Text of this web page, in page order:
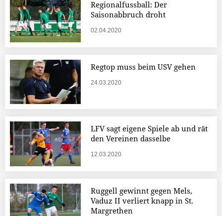
Regionalfussball: Der
Saisonabbruch droht
02.04.2020
Regtop muss beim USV gehen
24.03.2020
LFV sagt eigene Spiele ab und rät
den Vereinen dasselbe
12.03.2020
Ruggell gewinnt gegen Mels,
Vaduz II verliert knapp in St.
Margrethen